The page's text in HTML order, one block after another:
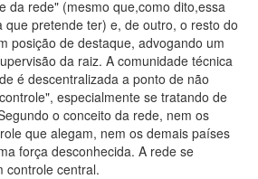
da rede" (mesmo que,como dito,essa
que pretende ter) e, de outro, o resto do
posição de destaque, advogando um
da raiz. A comunidade técnica
é descentralizada a ponto de não
especialmente se tratando de
o conceito da rede, nem os
que alegam, nem os demais países
força desconhecida. A rede se
controle central.